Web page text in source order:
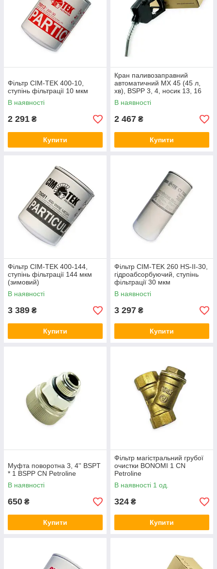
Фільтр CIM-TEK 400-10,
ступінь фільтрації 10 мкм
В наявності
2 291 ₴
Купити
Кран паливозаправний
автоматичний МХ 45 (45 л,
хв), BSPP 3, 4, носик 13, 16
Petroline
В наявності
2 467 ₴
Купити
Фільтр CIM-TEK 400-144,
ступінь фільтрації 144 мкм
(зимовий)
В наявності
3 389 ₴
Купити
Фільтр CIM-TEK 260 HS-II-30,
гідроабсорбуючий, ступінь
фільтрації 30 мкм
В наявності
3 297 ₴
Купити
Муфта поворотна 3, 4'' BSPT
* 1 BSPP CN Petroline
В наявності
650 ₴
Купити
Фільтр магістральний грубої
очистки BONOMI 1 CN
Petroline
В наявності 1 од.
324 ₴
Купити